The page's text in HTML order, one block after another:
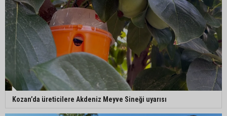
Kozan’da üreticilere Akdeniz Meyve Sineği uyarısı